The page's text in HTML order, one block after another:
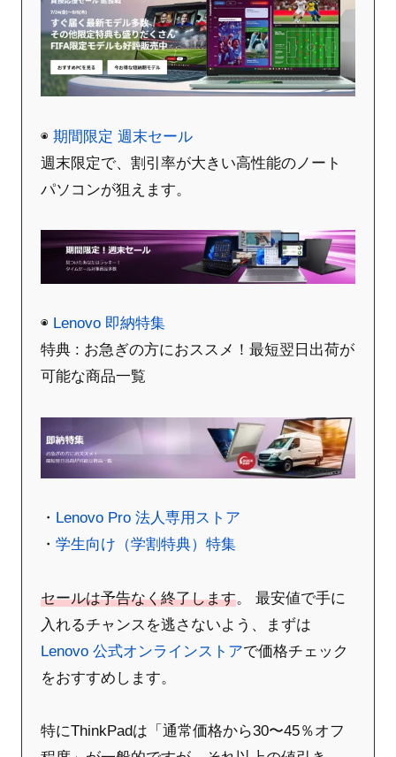
◉ 期間限定 週末セール
週末限定で、割引率が大きい高性能のノート
パソコンが狙えます。
◉ Lenovo 即納特集
特典 : お急ぎの方におススメ！最短翌日出荷が
可能な商品一覧
・ Lenovo Pro 法人専用ストア
・ 学生向け（学割特典）特集
セールは予告なく終了します。 最安値で手に
入れるチャンスを逃さないよう、まずは
Lenovo 公式オンラインストアで価格チェック
をおすすめします。
特にThinkPadは「通常価格から30〜45％オフ